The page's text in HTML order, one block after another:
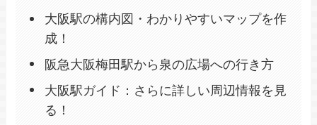
大阪駅の構内図・わかりやすいマップを作
成！
阪急大阪梅田駅から泉の広場への行き方
大阪駅ガイド：さらに詳しい周辺情報を見
る！